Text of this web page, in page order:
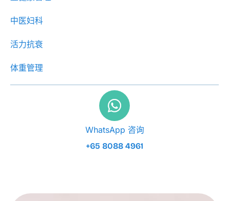
中医妇科
活力抗衰
体重管理
WhatsApp 咨询
+65 8088 4961